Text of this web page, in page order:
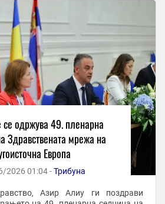
се одржува 49. пленарна
Здравствената мрежа на
Европа
2026 01:04 -Трибуна
Азир Алиу ги поздрави